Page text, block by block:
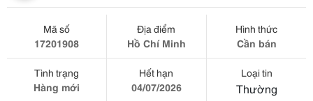
Mã số
17201908
Địa điểm
Hồ Chí Minh
Hình thức
Cần bán
Tình trạng
Hàng mới
Hết hạn
04/07/2026
Loại tin
Thường